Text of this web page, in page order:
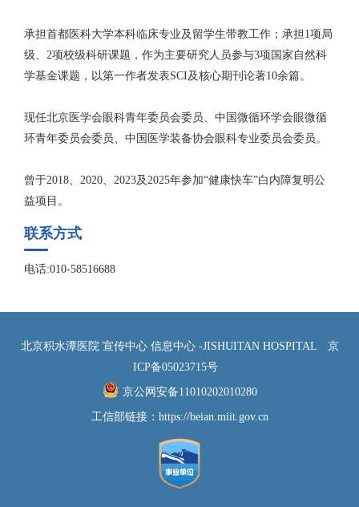
承担首都医科大学本科临床专业及留学生带教工作；承担1项局
级、2项校级科研课题，作为主要研究人员参与3项国家自然科
学基金课题，以第一作者发表SCI及核心期刊论著10余篇。
现任北京医学会眼科青年委员会委员、中国微循环学会眼微循
环青年委员会委员、中国医学装备协会眼科专业委员会委员。
曾于2018、2020、2023及2025年参加“健康快车”白内障复明公
益项目。
联系方式
电话:010-58516688
北京积水潭医院 宣传中心 信息中心 -JISHUITAN HOSPITAL
京
ICP备05023715号
京公网安备11010202010280
工信部链接： https://beian.miit.gov.cn